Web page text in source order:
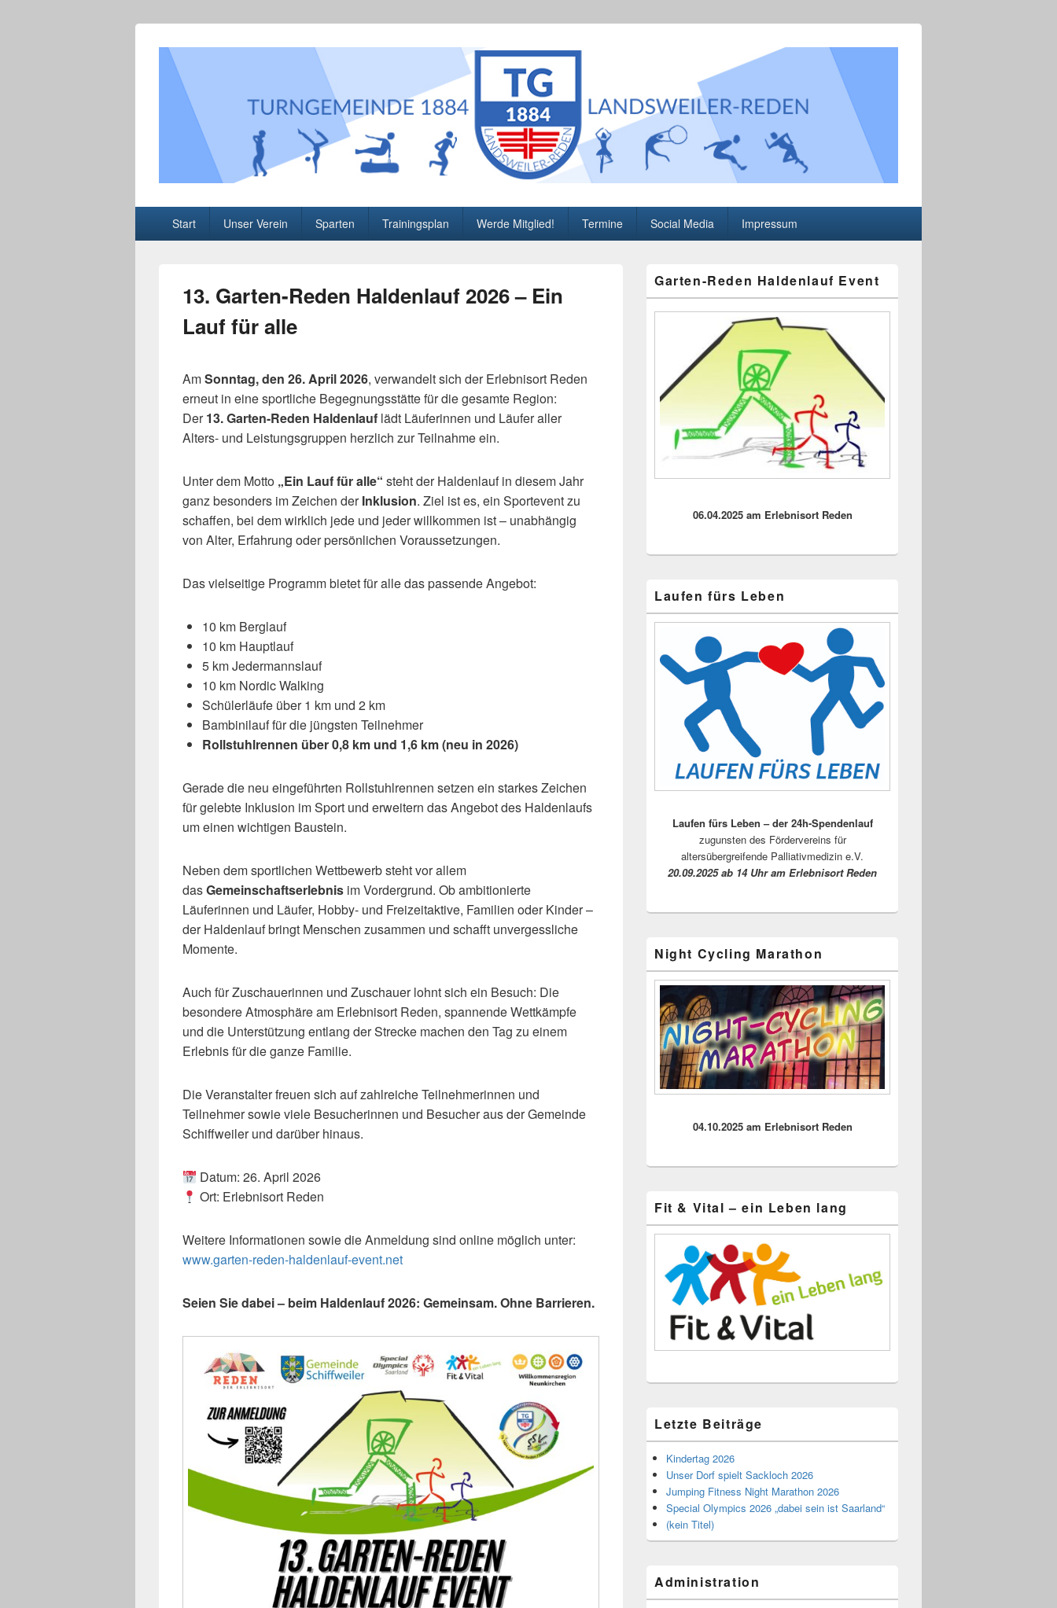
Turngemeinde 1884 Landsweiler-Reden e.V.
Start Unser Verein Sparten Trainingsplan Werde Mitglied! Termine Social Media Impressum
13. Garten-Reden Haldenlauf 2026 – Ein
Lauf für alle
AmSonntag, den 26. April 2026, verwandelt sich der Erlebnisort Reden
erneut in eine sportliche Begegnungsstätte für die gesamte Region:
Der13. Garten-Reden Haldenlauf lädt Läuferinnen und Läufer aller
Alters- und Leistungsgruppen herzlich zur Teilnahme ein.
Unter dem Motto „Ein Lauf für alle“ steht der Haldenlauf in diesem Jahr
ganz besonders im Zeichen derInklusion. Ziel ist es, ein Sportevent zu
schaffen, bei dem wirklich jede und jeder willkommen ist – unabhängig
von Alter, Erfahrung oder persönlichen Voraussetzungen.
Das vielseitige Programm bietet für alle das passende Angebot:
10 km Berglauf
10 km Hauptlauf
5 km Jedermannslauf
10 km Nordic Walking
Schülerläufe über 1 km und 2 km
Bambinilauf für die jüngsten Teilnehmer
Rollstuhlrennen über 0,8 km und 1,6 km (neu in 2026)
Gerade die neu eingeführten Rollstuhlrennen setzen ein starkes Zeichen
für gelebte Inklusion im Sport und erweitern das Angebot des Haldenlaufs
um einen wichtigen Baustein.
Neben dem sportlichen Wettbewerb steht vor allem
dasGemeinschaftserlebnis im Vordergrund. Ob ambitionierte
Läuferinnen und Läufer, Hobby- und Freizeitaktive, Familien oder Kinder –
der Haldenlauf bringt Menschen zusammen und schafft unvergessliche
Momente.
Auch für Zuschauerinnen und Zuschauer lohnt sich ein Besuch: Die
besondere Atmosphäre am Erlebnisort Reden, spannende Wettkämpfe
und die Unterstützung entlang der Strecke machen den Tag zu einem
Erlebnis für die ganze Familie.
Die Veranstalter freuen sich auf zahlreiche Teilnehmerinnen und
Teilnehmer sowie viele Besucherinnen und Besucher aus der Gemeinde
Schiffweiler und darüber hinaus.
Datum: 26. April 2026
Ort: Erlebnisort Reden
Weitere Informationen sowie die Anmeldung sind online möglich unter:
www.garten-reden-haldenlauf-event.net
Seien Sie dabei – beim Haldenlauf 2026: Gemeinsam. Ohne Barrieren.
Seitenleisten
Widget-
Bereich
Garten-Reden Haldenlauf Event
06.04.2025 am Erlebnisort Reden
Laufen fürs Leben
Laufen fürs Leben – der 24h-Spendenlauf
zugunsten des Fördervereins für
altersübergreifende Palliativmedizin e.V.
20.09.2025 ab 14 Uhr am Erlebnisort Reden
Night Cycling Marathon
04.10.2025 am Erlebnisort Reden
Fit & Vital – ein Leben lang
Letzte Beiträge
Kindertag 2026
Unser Dorf spielt Sackloch 2026
Jumping Fitness Night Marathon 2026
Special Olympics 2026 „dabei sein ist Saarland“
(kein Titel)
Administration